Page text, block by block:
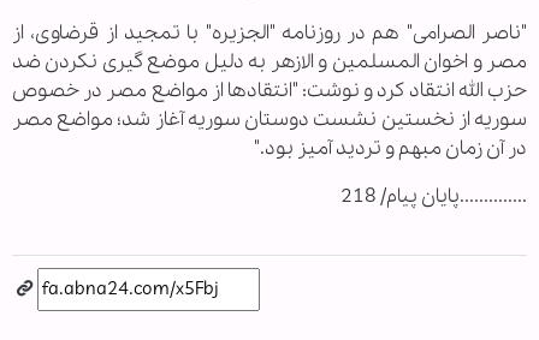
"ناصر الصرامی" هم در روزنامه "الجزیره" با تمجید از قرضاوی، از
مصر و اخوان المسلمین و الازهر به دلیل موضع گیری نکردن ضد
حزب الله انتقاد کرد و نوشت: "انتقادها از مواضع مصر در خصوص
سوریه از نخستین نشست دوستان سوریه آغاز شد؛ مواضع مصر
در آن زمان مبهم و تردید آمیز بود."
..............پایان پیام/ 218